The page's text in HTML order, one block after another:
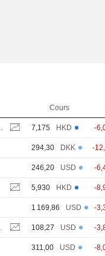
Cours
7,175 HKD -
294,30 DKK -
246,20 USD -
5,930 HKD -
1 169,86 USD -
108,27 USD -
311,00 USD -